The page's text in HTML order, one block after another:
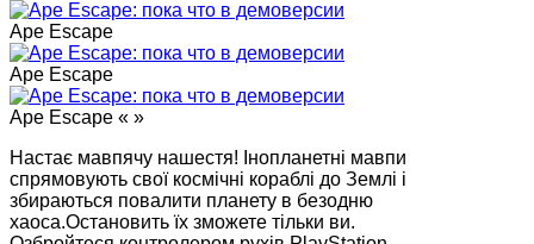
Ape Escape
Ape Escape
Ape Escape « »
Настає мавпячу нашестя! Інопланетні мавпи
спрямовують свої космічні кораблі до Землі і
збираються повалити планету в безодню
хаоса.Остановить їх зможете тільки ви.